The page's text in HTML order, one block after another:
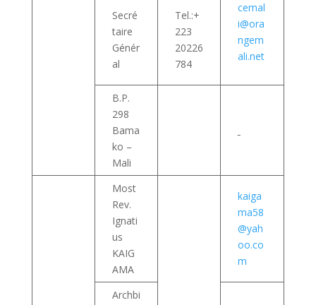
Secré
taire
Génér
al
Tel.:+
223
20226
784
cemal
i@ora
ngem
ali.net
B.P.
298
Bama
ko –
Mali
Most
Rev.
Ignati
us
KAIG
AMA
kaiga
ma58
@yah
oo.co
m
Archbi